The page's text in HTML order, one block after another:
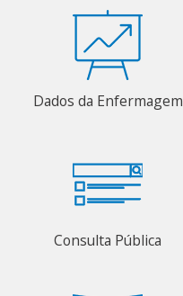
Dados da Enfermagem
Consulta Pública